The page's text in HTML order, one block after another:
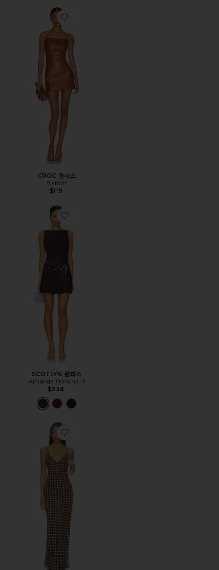
Favorite CROC 원피스
CROC 원피스
Bardot
$119
Favorite SCOTLYN 원피스
SCOTLYN 원피스
Amanda Uprichard
$238
Favorite JORDAN LONG 원피스